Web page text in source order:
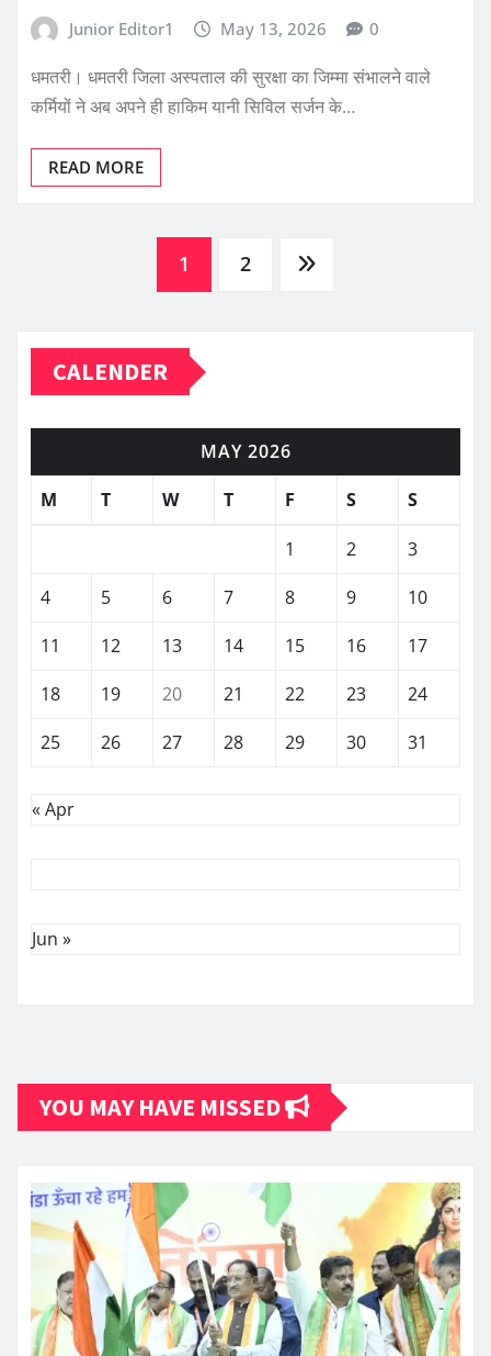
Junior Editor1 May 13, 2026 0
धमतरी। धमतरी जिला अस्पताल की सुरक्षा का जिम्मा संभालने वाले
कर्मियों ने अब अपने ही हाकिम यानी सिविल सर्जन के…
READ MORE
pagination
1 2
CALENDER
MAY 2026
M
T W T F S S
1 2
3
4
5 6 7 8 9
10
11
12 13 14 15 16
17
18
19 20 21 22 23
24
25
26 27 28 29 30 31
« Apr
Jun »
YOU MAY HAVE MISSED